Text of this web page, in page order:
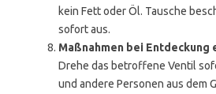
kein Fett oder Öl. Tausche
sofort aus.
Maßnahmen bei Entdeckung
Drehe das betroffene Ventil
und andere Personen aus dem